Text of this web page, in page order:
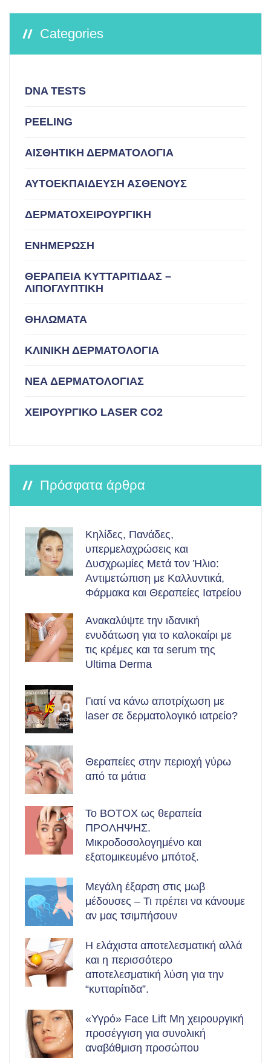
Categories
DNA TESTS
PEELING
ΑΙΣΘΗΤΙΚΗ ΔΕΡΜΑΤΟΛΟΓΙΑ
ΑΥΤΟΕΚΠΑΙΔΕΥΣΗ ΑΣΘΕΝΟΥΣ
ΔΕΡΜΑΤΟΧΕΙΡΟΥΡΓΙΚΗ
ΕΝΗΜΕΡΩΣΗ
ΘΕΡΑΠΕΙΑ ΚΥΤΤΑΡΙΤΙΔΑΣ –
ΛΙΠΟΓΛΥΠΤΙΚΗ
ΘΗΛΩΜΑΤΑ
ΚΛΙΝΙΚΗ ΔΕΡΜΑΤΟΛΟΓΙΑ
ΝΕΑ ΔΕΡΜΑΤΟΛΟΓΙΑΣ
ΧΕΙΡΟΥΡΓΙΚΟ LASER CO2
Πρόσφατα άρθρα
Κηλίδες, Πανάδες,
υπερμελαχρώσεις και
Δυσχρωμίες Μετά τον Ήλιο:
Αντιμετώπιση με Καλλυντικά,
Φάρμακα και Θεραπείες Ιατρείου
Ανακαλύψτε την ιδανική
ενυδάτωση για το καλοκαίρι με
τις κρέμες και τα serum της
Ultima Derma
Γιατί να κάνω αποτρίχωση με
laser σε δερματολογικό ιατρείο?
Θεραπείες στην περιοχή γύρω
από τα μάτια
Το BOTOX ως θεραπεία
ΠΡΟΛΗΨΗΣ.
Μικροδοσολογημένο και
εξατομικευμένο μπότοξ.
Μεγάλη έξαρση στις μωβ
μέδουσες – Τι πρέπει να κάνουμε
αν μας τσιμπήσουν
Η ελάχιστα αποτελεσματική αλλά
και η περισσότερο
αποτελεσματική λύση για την
“κυτταρίτιδα”.
«Υγρό» Face Lift Μη χειρουργική
προσέγγιση για συνολική
αναβάθμιση προσώπου